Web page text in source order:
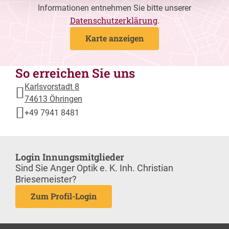
Informationen entnehmen Sie bitte unserer
Datenschutzerklärung.
Karte anzeigen
So erreichen Sie uns
Karlsvorstadt 8
74613 Öhringen
+49 7941 8481
Login Innungsmitglieder
Sind Sie Anger Optik e. K. Inh. Christian
Briesemeister?
Zum Profil-Login